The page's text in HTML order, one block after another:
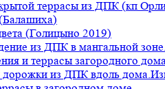
террасы из ДПК (кп
(Голицыно 2019)
из ДПК в мангальной зоне.
и террасы загородного
из ДПК вдоль